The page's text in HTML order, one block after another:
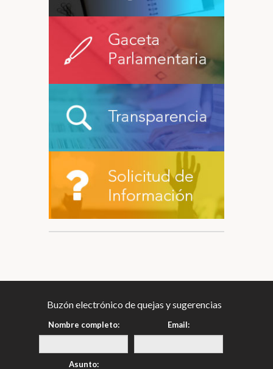
Buzón electrónico de quejas y sugerencias
Nombre completo: Email:
Asunto: